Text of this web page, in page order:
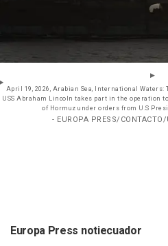
April 19, 2026, Arabian Sea, International
USS Abraham Lincoln takes part in the operation
of Hormuz under orders from U.S
- EUROPA PRESS/
Europa Press notiecuador